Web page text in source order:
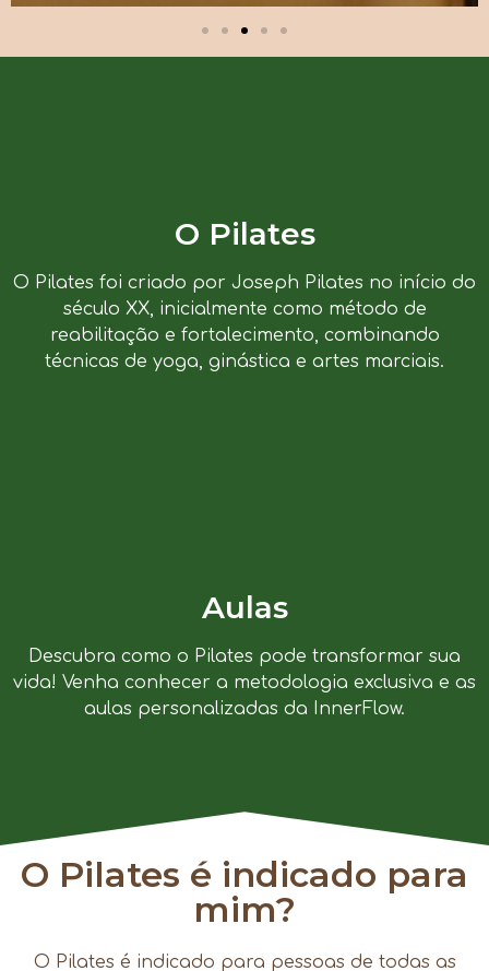
O Pilates
O Pilates foi criado por Joseph Pilates no início do
século XX, inicialmente como método de
reabilitação e fortalecimento, combinando
técnicas de yoga, ginástica e artes marciais.
Aulas
Descubra como o Pilates pode transformar sua
vida! Venha conhecer a metodologia exclusiva e as
aulas personalizadas da InnerFlow.
O Pilates é indicado para
mim?
O Pilates é indicado para pessoas de todas as